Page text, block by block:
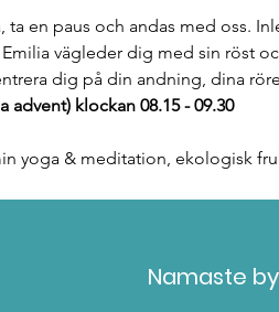
en paus och andas med oss.
vägleder dig med sin röst
dig på din andning, dina
advent) klockan 08.15 - 09.30
yoga & meditation, ekologisk
Namaste